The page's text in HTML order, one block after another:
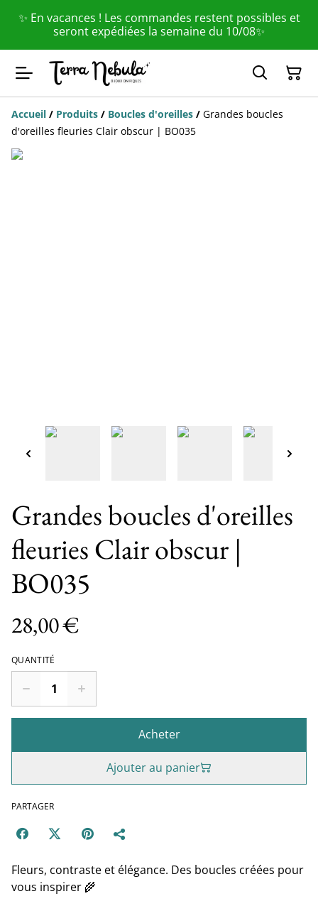
✨ En vacances ! Les commandes restent possibles et
seront expédiées la semaine du 10/08✨
Accueil / Produits / Boucles d'oreilles / Grandes boucles
d'oreilles fleuries Clair obscur | BO035
Grandes boucles d'oreilles
fleuries Clair obscur |
BO035
28,00 €
QUANTITÉ
Acheter
Ajouter au panier
PARTAGER
Fleurs, contraste et élégance. Des boucles créées pour
vous inspirer 🌾